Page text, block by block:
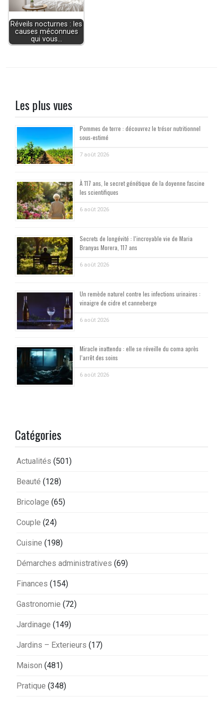
Réveils nocturnes : les
causes méconnues
qui vous…
Les plus vues
Pommes de terre : découvrez le trésor nutritionnel
sous-estimé
7 août 2026
À 117 ans, le secret génétique de la doyenne fascine
les scientifiques
6 août 2026
Secrets de longévité : l’incroyable vie de Maria
Branyas Morera, 117 ans
6 août 2026
Un remède naturel contre les infections urinaires :
vinaigre de cidre et canneberge
6 août 2026
Miracle inattendu : elle se réveille du coma après
l’arrêt des soins
6 août 2026
Catégories
Actualités (501)
Beauté (128)
Bricolage (65)
Couple (24)
Cuisine (198)
Démarches administratives (69)
Finances (154)
Gastronomie (72)
Jardinage (149)
Jardins – Exterieurs (17)
Maison (481)
Pratique (348)